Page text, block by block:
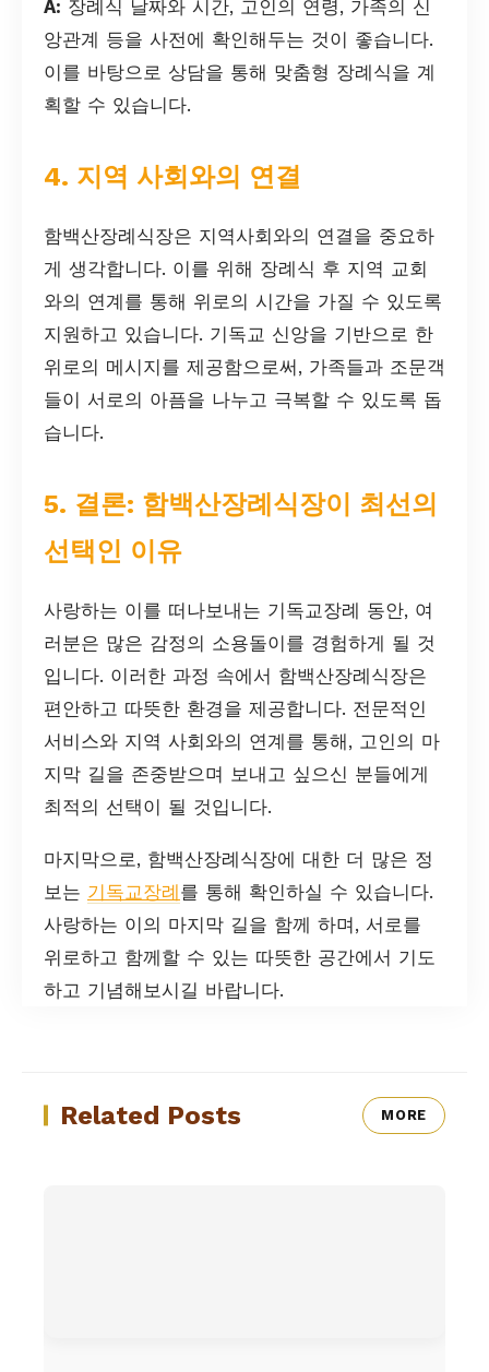
A: 장례식 날짜와 시간, 고인의 연령, 가족의 신
앙관계 등을 사전에 확인해두는 것이 좋습니다.
이를 바탕으로 상담을 통해 맞춤형 장례식을 계
획할 수 있습니다.
4. 지역 사회와의 연결
함백산장례식장은 지역사회와의 연결을 중요하
게 생각합니다. 이를 위해 장례식 후 지역 교회
와의 연계를 통해 위로의 시간을 가질 수 있도록
지원하고 있습니다. 기독교 신앙을 기반으로 한
위로의 메시지를 제공함으로써, 가족들과 조문객
들이 서로의 아픔을 나누고 극복할 수 있도록 돕
습니다.
5. 결론: 함백산장례식장이 최선의
선택인 이유
사랑하는 이를 떠나보내는 기독교장례 동안, 여
러분은 많은 감정의 소용돌이를 경험하게 될 것
입니다. 이러한 과정 속에서 함백산장례식장은
편안하고 따뜻한 환경을 제공합니다. 전문적인
서비스와 지역 사회와의 연계를 통해, 고인의 마
지막 길을 존중받으며 보내고 싶으신 분들에게
최적의 선택이 될 것입니다.
마지막으로, 함백산장례식장에 대한 더 많은 정
보는 기독교장례를 통해 확인하실 수 있습니다.
사랑하는 이의 마지막 길을 함께 하며, 서로를
위로하고 함께할 수 있는 따뜻한 공간에서 기도
하고 기념해보시길 바랍니다.
Related Posts MORE